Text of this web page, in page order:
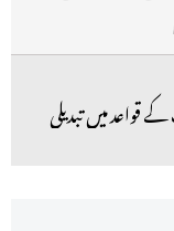
قواعد میں تبدیلی